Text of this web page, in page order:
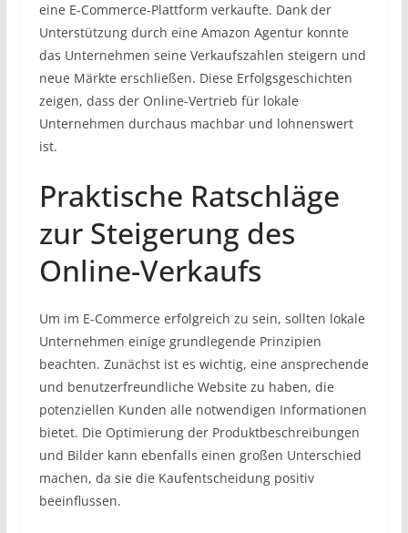
eine E-Commerce-Plattform verkaufte. Dank der
Unterstützung durch eine Amazon Agentur konnte
das Unternehmen seine Verkaufszahlen steigern und
neue Märkte erschließen. Diese Erfolgsgeschichten
zeigen, dass der Online-Vertrieb für lokale
Unternehmen durchaus machbar und lohnenswert
ist.
Praktische Ratschläge
zur Steigerung des
Online-Verkaufs
Um im E-Commerce erfolgreich zu sein, sollten lokale
Unternehmen einige grundlegende Prinzipien
beachten. Zunächst ist es wichtig, eine ansprechende
und benutzerfreundliche Website zu haben, die
potenziellen Kunden alle notwendigen Informationen
bietet. Die Optimierung der Produktbeschreibungen
und Bilder kann ebenfalls einen großen Unterschied
machen, da sie die Kaufentscheidung positiv
beeinflussen.